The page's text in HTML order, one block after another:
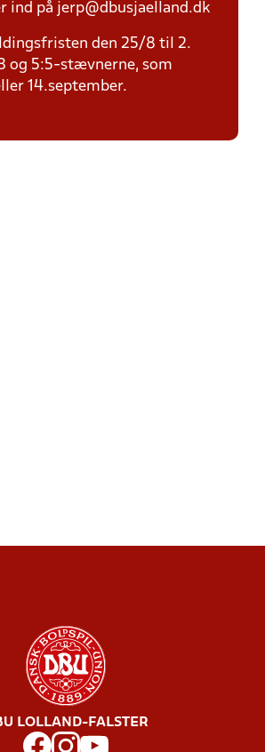
ind på jerp@dbusjaelland.dk
den 25/8 til 2.
og 5:5-stævnerne, som
14.september.
LOLLAND-FALSTER